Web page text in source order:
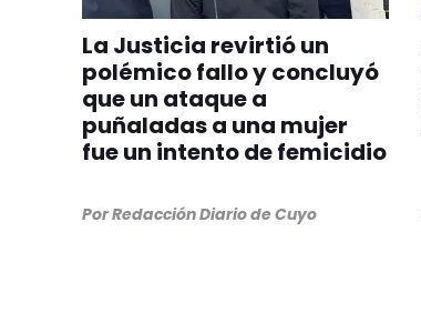
La Justicia revirtió un
polémico fallo y concluyó
que un ataque a
puñaladas a una mujer
fue un intento de femicidio
PorRedacción Diario de Cuyo